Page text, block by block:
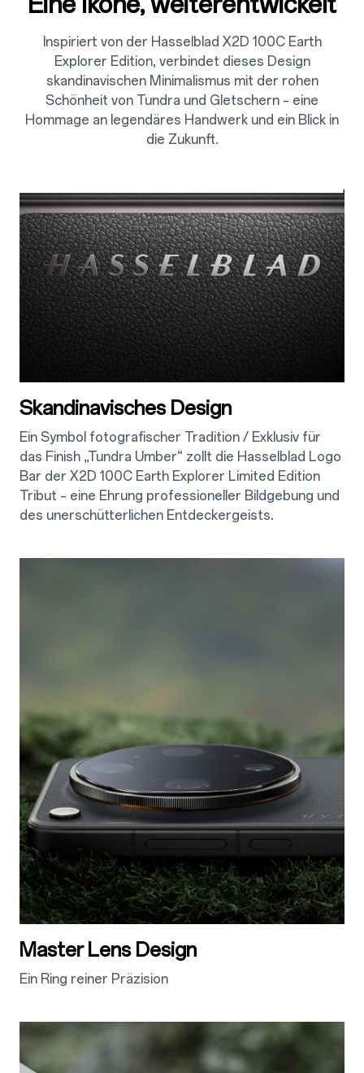
Inspiriert von der Hasselblad X2D 100C Earth
Explorer Edition, verbindet dieses Design
skandinavischen Minimalismus mit der rohen
Schönheit von Tundra und Gletschern – eine
Hommage an legendäres Handwerk und ein Blick in
die Zukunft.
Skandinavisches Design
Ein Symbol fotografischer Tradition / Exklusiv für
das Finish „Tundra Umber“ zollt die Hasselblad Logo
Bar der X2D 100C Earth Explorer Limited Edition
Tribut – eine Ehrung professioneller Bildgebung und
des unerschütterlichen Entdeckergeists.
Master Lens Design
Ein Ring reiner Präzision